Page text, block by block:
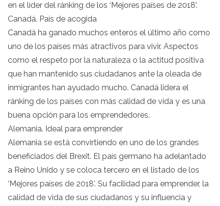
en el líder del ránking de los ‘Mejores países de 2018’.
Canadá. País de acogida
Canadá ha ganado muchos enteros el último año como
uno de los países más atractivos para vivir. Aspectos
como el respeto por la naturaleza o la actitud positiva
que han mantenido sus ciudadanos ante la oleada de
inmigrantes han ayudado mucho. Canadá lidera el
ránking de los países con más calidad de vida y es una
buena opción para los emprendedores.
Alemania. Ideal para emprender
Alemania se está convirtiendo en uno de los grandes
beneficiados del Brexit. El país germano ha adelantado
a Reino Unido y se coloca tercero en el listado de los
‘Mejores países de 2018’. Su facilidad para emprender, la
calidad de vida de sus ciudadanos y su influencia y